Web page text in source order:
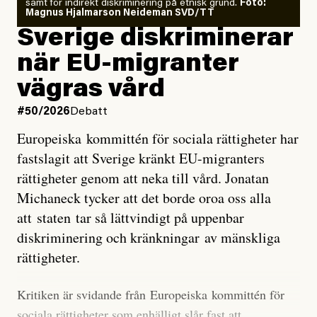
läget för hur den begynnande El Niño-händelsen ska
utveckla sig. El Niño är ett återkommande
väderfenomen som uppstår när havsvattnet i delar av
Stilla havet blir ovanligt varmt. Det påverkar vädret
över stora delar av världen och under
forskare allt oftare varnat för att den här El Niñon
Det verkar vara en underdrift, menar nu Zeke
Hausfather.
”Det ser ut som att årets El Niño inte bara med stor
sannolikhet kommer att bli den starkaste sedan
tillförlitliga mätningar inleddes – den kan till och med
marginal”, skriver han.
samt för indirekt diskriminering på etnisk grund. Foto:
Magnus Hjalmarson Neideman SVD/TT
Sverige diskriminerar
när EU-migranter
vägras vård
#50/2026 Debatt
Europeiska kommittén för sociala rättigheter har
fastslagit att Sverige kränkt EU-migranters
rättigheter genom att neka till vård. Jonatan
Michaneck tycker att det borde oroa oss alla
att staten tar så lättvindigt på uppenbar
diskriminering och kränkningar av mänskliga
rättigheter.
Kritiken är svidande från Europeiska kommittén för